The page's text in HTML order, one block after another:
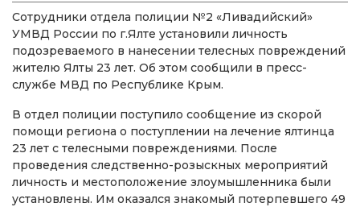
Сотрудники отдела полиции №2 «Ливадийский»
УМВД России по г.Ялте установили личность
подозреваемого в нанесении телесных повреждений
жителю Ялты 23 лет. Об этом сообщили в пресс-
службе МВД по Республике Крым.
В отдел полиции поступило сообщение из скорой
помощи региона о поступлении на лечение ялтинца
23 лет с телесными повреждениями. После
проведения следственно-розыскных мероприятий
личность и местоположение злоумышленника были
установлены. Им оказался знакомый потерпевшего 49